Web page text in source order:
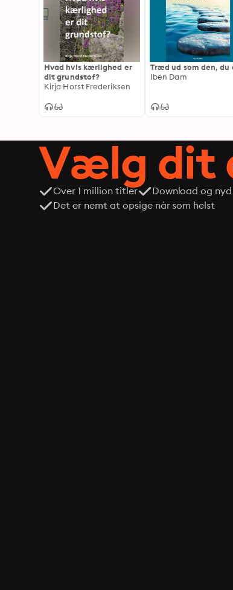
Hvad hvis kærlighed er
dit grundstof?
Kirja Horst Frederiksen
Træd ud som den, du
Iben Dam
Vælg dit
Over 1 million titler Download og
Det er nemt at opsige når som helst